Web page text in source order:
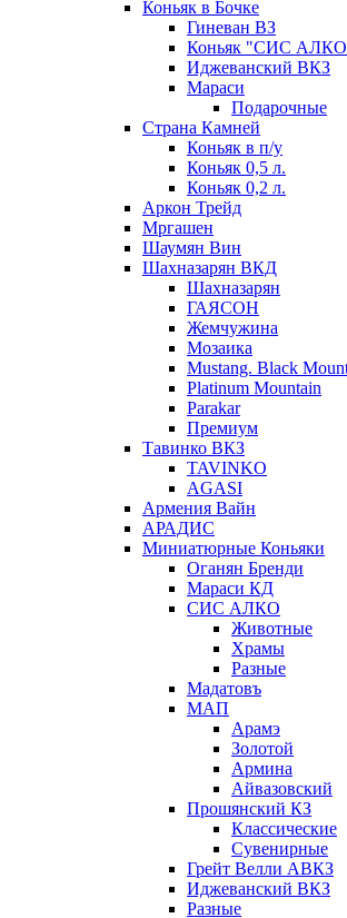
Коньяк в Бочке
Гиневан ВЗ
Коньяк "СИС
Иджеванский ВКЗ
Мараси
Подарочные
Страна Камней
Коньяк в п/у
Коньяк 0,5 л.
Коньяк 0,2 л.
Аркон Трейд
Мргашен
Шаумян Вин
Шахназарян ВКД
Шахназарян
ГАЯСОН
Жемчужина
Мозаика
Mustang. Black
Platinum Mountain
Parakar
Премиум
Тавинко ВКЗ
TAVINKO
AGASI
Армения Вайн
АРАДИС
Миниатюрные Коньяки
Оганян Бренди
Мараси КД
СИС АЛКО
Животные
Храмы
Разные
Мадатовъ
МАП
Арамэ
Золотой
Армина
Айвазовский
Прошянский КЗ
Классические
Сувенирные
Грейт Велли АВКЗ
Иджеванский ВКЗ
Разные